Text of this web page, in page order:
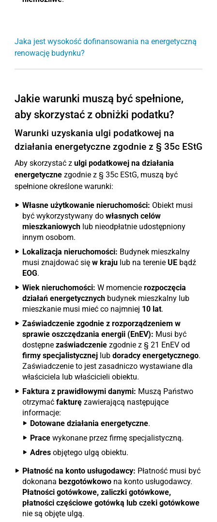
Jaka jest wysokość dofinansowania na energetyczną
renowację budynku?
Jakie warunki muszą być spełnione,
aby skorzystać z obniżki podatku?
Warunki uzyskania ulgi podatkowej na
działania energetyczne zgodnie z § 35c EStG
Aby skorzystać z ulgi podatkowej na działania
energetyczne zgodnie z § 35c EStG, muszą być
spełnione określone warunki:
Własne użytkowanie nieruchomości: Obiekt musi
być wykorzystywany do własnych celów
mieszkaniowych lub nieodpłatnie udostępniony
innym osobom.
Lokalizacja nieruchomości: Budynek mieszkalny
musi znajdować się w kraju lub na terenie UE bądź
EOG.
Wiek nieruchomości: W momencie rozpoczęcia
działań energetycznych budynek mieszkalny lub
mieszkanie musi mieć co najmniej 10 lat.
Zaświadczenie zgodnie z rozporządzeniem w
sprawie oszczędzania energii (EnEV): Musi być
dostępne zaświadczenie zgodnie z § 21 EnEV od
firmy specjalistycznej lub doradcy energetycznego.
Zaświadczenie to jest zasadniczo wystawiane dla
właściciela lub właścicieli obiektu.
Faktura z prawidłowymi danymi: Muszą Państwo
otrzymać fakturę zawierającą następujące
informacje:
Dotowane działania energetyczne.
Prace wykonane przez firmę specjalistyczną.
Adres objętego ulgą obiektu.
Płatność na konto usługodawcy: Płatność musi być
dokonana bezgotówkowo na konto usługodawcy.
Płatności gotówkowe, zaliczki gotówkowe,
płatności częściowe gotówką lub czeki gotówkowe
nie są objęte ulgą.